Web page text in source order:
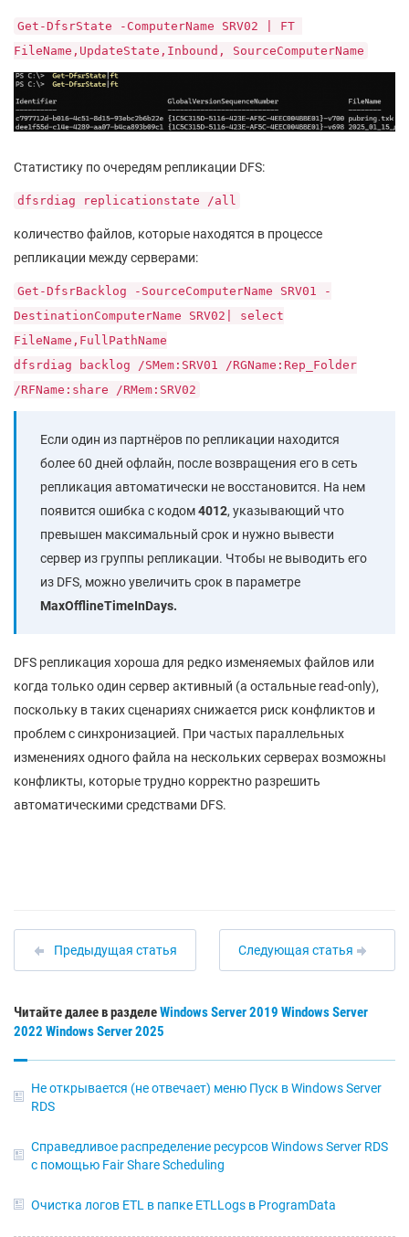
Get-DfsrState -ComputerName SRV02 | FT
FileName,UpdateState,Inbound, SourceComputerName
Статистику по очередям репликации DFS:
dfsrdiag replicationstate /all
количество файлов, которые находятся в процессе
репликации между серверами:
Get-DfsrBacklog -SourceComputerName SRV01 -
DestinationComputerName SRV02| select
FileName,FullPathName
dfsrdiag backlog /SMem:SRV01 /RGName:Rep_Folder
/RFName:share /RMem:SRV02
Если один из партнёров по репликации находится
более 60 дней офлайн, после возвращения его в сеть
репликация автоматически не восстановится. На нем
появится ошибка с кодом4012, указывающий что
превышен максимальный срок и нужно вывести
сервер из группы репликации. Чтобы не выводить его
из DFS, можно увеличить срок в параметре
MaxOfflineTimeInDays.
DFS репликация хороша для редко изменяемых файлов или
когда только один сервер активный (а остальные read-only),
поскольку в таких сценариях снижается риск конфликтов и
проблем с синхронизацией. При частых параллельных
изменениях одного файла на нескольких серверах возможны
конфликты, которые трудно корректно разрешить
автоматическими средствами DFS.
Предыдущая статья Следующая статья
Читайте далее в разделеWindows Server 2019 Windows Server
2022 Windows Server 2025
Не открывается (не отвечает) меню Пуск в Windows Server
RDS
Справедливое распределение ресурсов Windows Server RDS
с помощью Fair Share Scheduling
Очистка логов ETL в папке ETLLogs в ProgramData